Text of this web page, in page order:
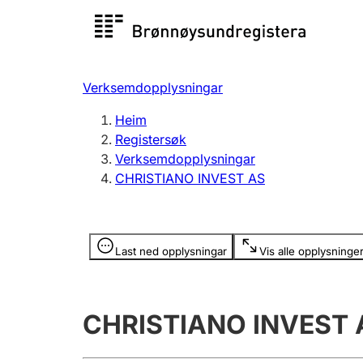
Registersøk
Registrere, endre, slette
Verksemdopplysningar
Heim
Registersøk
Verksemdopplysningar
CHRISTIANO INVEST AS
Last ned opplysningar Vis alle opplysninger
Opplysninger er skjult
CHRISTIANO INVEST